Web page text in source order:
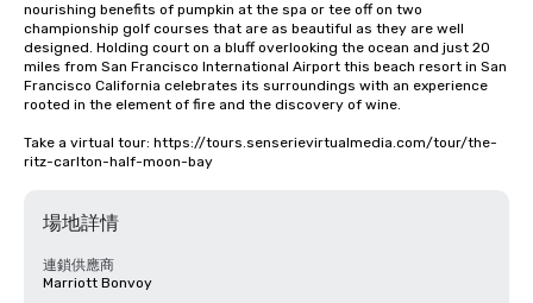
nourishing benefits of pumpkin at the spa or tee off on two
championship golf courses that are as beautiful as they are well
designed. Holding court on a bluff overlooking the ocean and just 20
miles from San Francisco International Airport this beach resort in San
Francisco California celebrates its surroundings with an experience
rooted in the element of fire and the discovery of wine.
Take a virtual tour: https://tours.senserievirtualmedia.com/tour/the-
ritz-carlton-half-moon-bay
場地詳情
連鎖供應商
Marriott Bonvoy